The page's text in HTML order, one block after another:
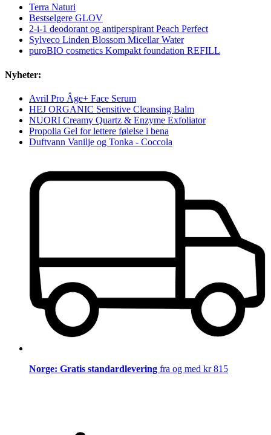
Terra Naturi
Bestselgere GLOV
2-i-1 deodorant og antiperspirant Peach Perfect
Sylveco Linden Blossom Micellar Water
puroBIO cosmetics Kompakt foundation REFILL
Nyheter:
Avril Pro Âge+ Face Serum
HEJ ORGANIC Sensitive Cleansing Balm
NUORI Creamy Quartz & Enzyme Exfoliator
Propolia Gel for lettere følelse i bena
Duftvann Vanilje og Tonka - Coccola
Norge: Gratis standardlevering fra og med kr 815